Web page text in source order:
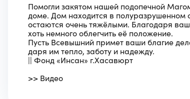
Помогли закятом нашей подопечной
доме. Дом находится в полуразрушенном
остаются очень тяжёлыми. Благодаря
хоть немного облегчить её положение.
Пусть Всевышний примет ваши благие
даря им тепло, заботу и надежду.
|| Фонд «Инсан» г.Хасавюрт
>> Видео